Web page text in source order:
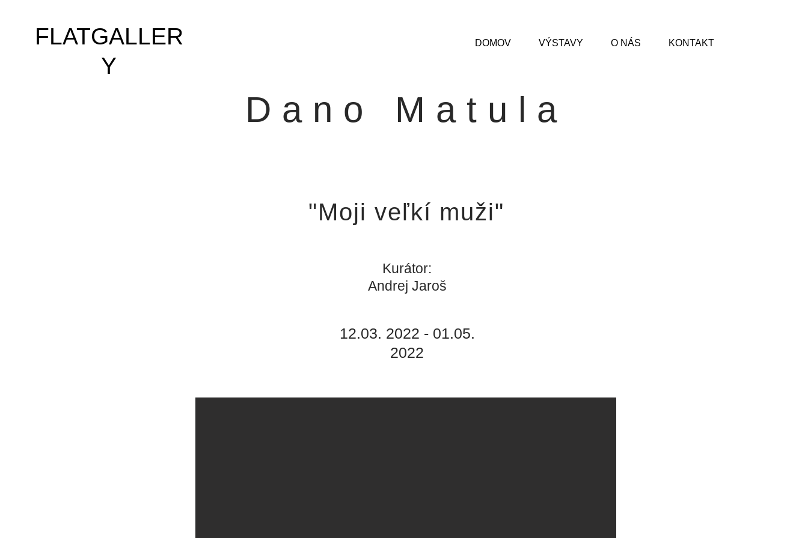
FLATGALLER
Y
DOMOV VÝSTAVY O NÁS KONTAKT
Dano Matula
"Moji veľkí muži"
Kurátor:
Andrej Jaroš
12.03. 2022 - 01.05.
2022